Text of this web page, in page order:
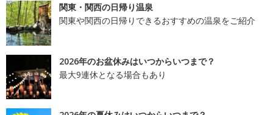
関東・関西の日帰り温泉
関東や関西の日帰りできるおすすめの温泉をご紹介
2026年のお盆休みはいつからいつまで？
最大9連休となる場合もあり